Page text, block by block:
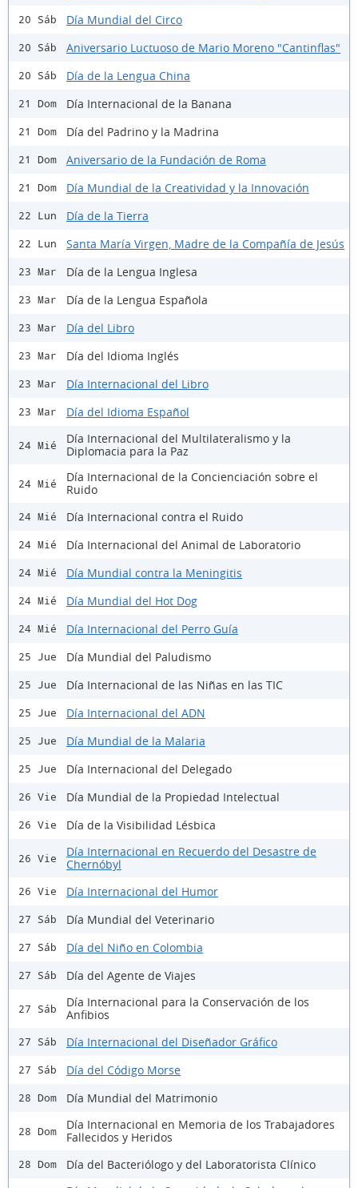
20 Sáb Día Mundial del Circo
20 Sáb Aniversario Luctuoso de Mario Moreno "Cantinflas"
20 Sáb Día de la Lengua China
21 Dom Día Internacional de la Banana
21 Dom Día del Padrino y la Madrina
21 Dom Aniversario de la Fundación de Roma
21 Dom Día Mundial de la Creatividad y la Innovación
22 Lun Día de la Tierra
22 Lun Santa María Virgen, Madre de la Compañía de Jesús
23 Mar Día de la Lengua Inglesa
23 Mar Día de la Lengua Española
23 Mar Día del Libro
23 Mar Día del Idioma Inglés
23 Mar Día Internacional del Libro
23 Mar Día del Idioma Español
24 Mié
Día Internacional del Multilateralismo y la
Diplomacia para la Paz
24 Mié
Día Internacional de la Concienciación sobre el
Ruido
24 Mié Día Internacional contra el Ruido
24 Mié Día Internacional del Animal de Laboratorio
24 Mié Día Mundial contra la Meningitis
24 Mié Día Mundial del Hot Dog
24 Mié Día Internacional del Perro Guía
25 Jue Día Mundial del Paludismo
25 Jue Día Internacional de las Niñas en las TIC
25 Jue Día Internacional del ADN
25 Jue Día Mundial de la Malaria
25 Jue Día Internacional del Delegado
26 Vie Día Mundial de la Propiedad Intelectual
26 Vie Día de la Visibilidad Lésbica
26 Vie
Día Internacional en Recuerdo del Desastre de
Chernóbyl
26 Vie Día Internacional del Humor
27 Sáb Día Mundial del Veterinario
27 Sáb Día del Niño en Colombia
27 Sáb Día del Agente de Viajes
27 Sáb
Día Internacional para la Conservación de los
Anfibios
27 Sáb Día Internacional del Diseñador Gráfico
27 Sáb Día del Código Morse
28 Dom Día Mundial del Matrimonio
28 Dom
Día Internacional en Memoria de los Trabajadores
Fallecidos y Heridos
28 Dom
Día del Bacteriólogo y del Laboratorista Clínico